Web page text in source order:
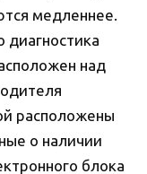
медленнее.
диагностика
над
расположены
о наличии
блока